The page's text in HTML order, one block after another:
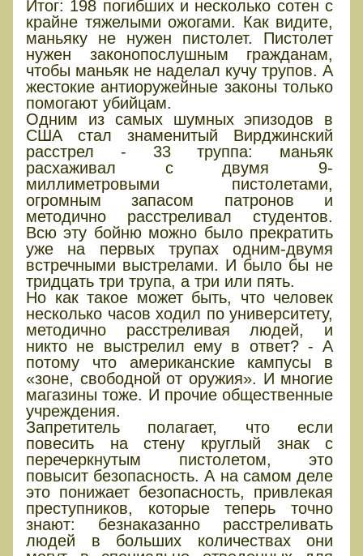
Итог: 198 погибших и несколько сотен с
крайне тяжелыми ожогами. Как видите,
маньяку не нужен пистолет. Пистолет
нужен законопослушным гражданам,
чтобы маньяк не наделал кучу трупов. А
жестокие антиоружейные законы только
помогают убийцам.
Одним из самых шумных эпизодов в
США стал знаменитый Вирджинский
расстрел - 33 труппа: маньяк
расхаживал с двумя 9-
миллиметровыми пистолетами,
огромным запасом патронов и
методично расстреливал студентов.
Всю эту бойню можно было прекратить
уже на первых трупах одним-двумя
встречными выстрелами. И было бы не
тридцать три трупа, а три или пять.
Но как такое может быть, что человек
несколько часов ходил по университету,
методично расстреливая людей, и
никто не выстрелил ему в ответ? - А
потому что американские кампусы в
«зоне, свободной от оружия». И многие
магазины тоже. И прочие общественные
учреждения.
Запретитель полагает, что если
повесить на стену круглый знак с
перечеркнутым пистолетом, это
повысит безопасность. А на самом деле
это понижает безопасность, привлекая
преступников, которые теперь точно
знают: безнаказанно расстреливать
людей в больших количествах они